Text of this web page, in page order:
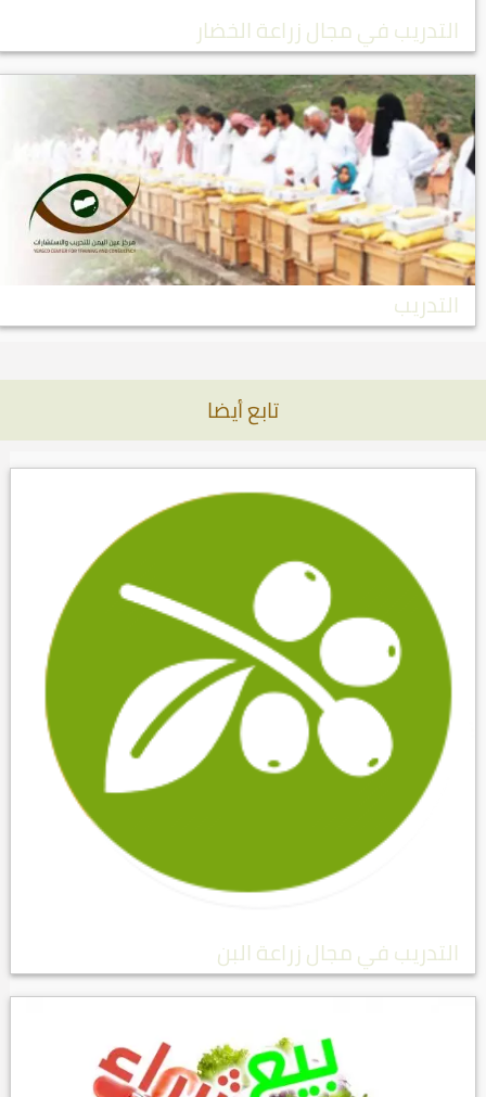
التدريب في مجال زراعة الخضار
التدريب
تابع أيضا
التدريب في مجال زراعة البن